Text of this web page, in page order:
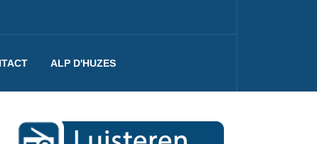
ALP D'HUZES